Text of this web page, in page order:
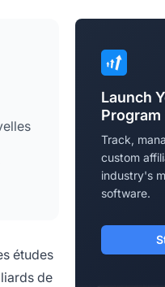
études
de
Launch
Program
Track,
custom
industry's
software.